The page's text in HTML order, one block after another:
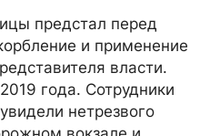
предстал перед
и применение
власти.
года. Сотрудники
нетрезвого